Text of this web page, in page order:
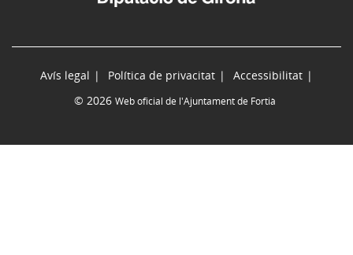
Avís legal Política de privacitat
Accessibilitat
© 2026 Web oficial de l'Ajuntament de Fortià